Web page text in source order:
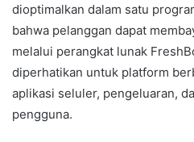
dioptimalkan dalam satu
bahwa pelanggan dapat
melalui perangkat lunak
diperhatikan untuk platform
aplikasi seluler, pengeluaran,
pengguna.